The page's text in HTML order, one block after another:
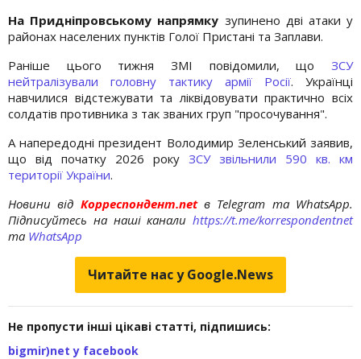
На Придніпровському напрямку зупинено дві атаки у
районах населених пунктів Голої Пристані та Заплави.
Раніше цього тижня ЗМІ повідомили, що ЗСУ
нейтралізували головну тактику армії Росії. Українці
навчилися відстежувати та ліквідовувати практично всіх
солдатів противника з так званих груп "просочування".
А напередодні президент Володимир Зеленський заявив,
що від початку 2026 року ЗСУ звільнили 590 кв. км
території України.
Новини від Корреспондент.netв Telegram та WhatsApp.
Підписуйтесь на наші канали https://t.me/korrespondentnet
та WhatsApp
Читайте нас у Google.News
Не пропусти інші цікаві статті, підпишись:
bigmir)net у facebook